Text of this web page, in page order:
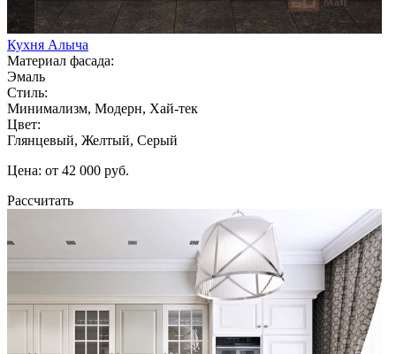
Кухня Алыча
Материал фасада:
Эмаль
Стиль:
Минимализм, Модерн, Хай-тек
Цвет:
Глянцевый, Желтый, Серый
Цена: от 42 000 руб.
Рассчитать